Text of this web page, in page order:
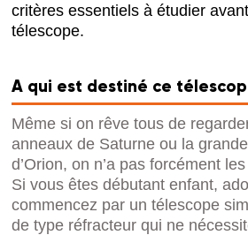
critères essentiels à étudier
télescope.
A qui est destiné ce
Même si on rêve tous de
anneaux de Saturne ou la
d’Orion, on n’a pas forcément
Si vous êtes débutant enfant,
commencez par un télescope
de type réfracteur qui ne